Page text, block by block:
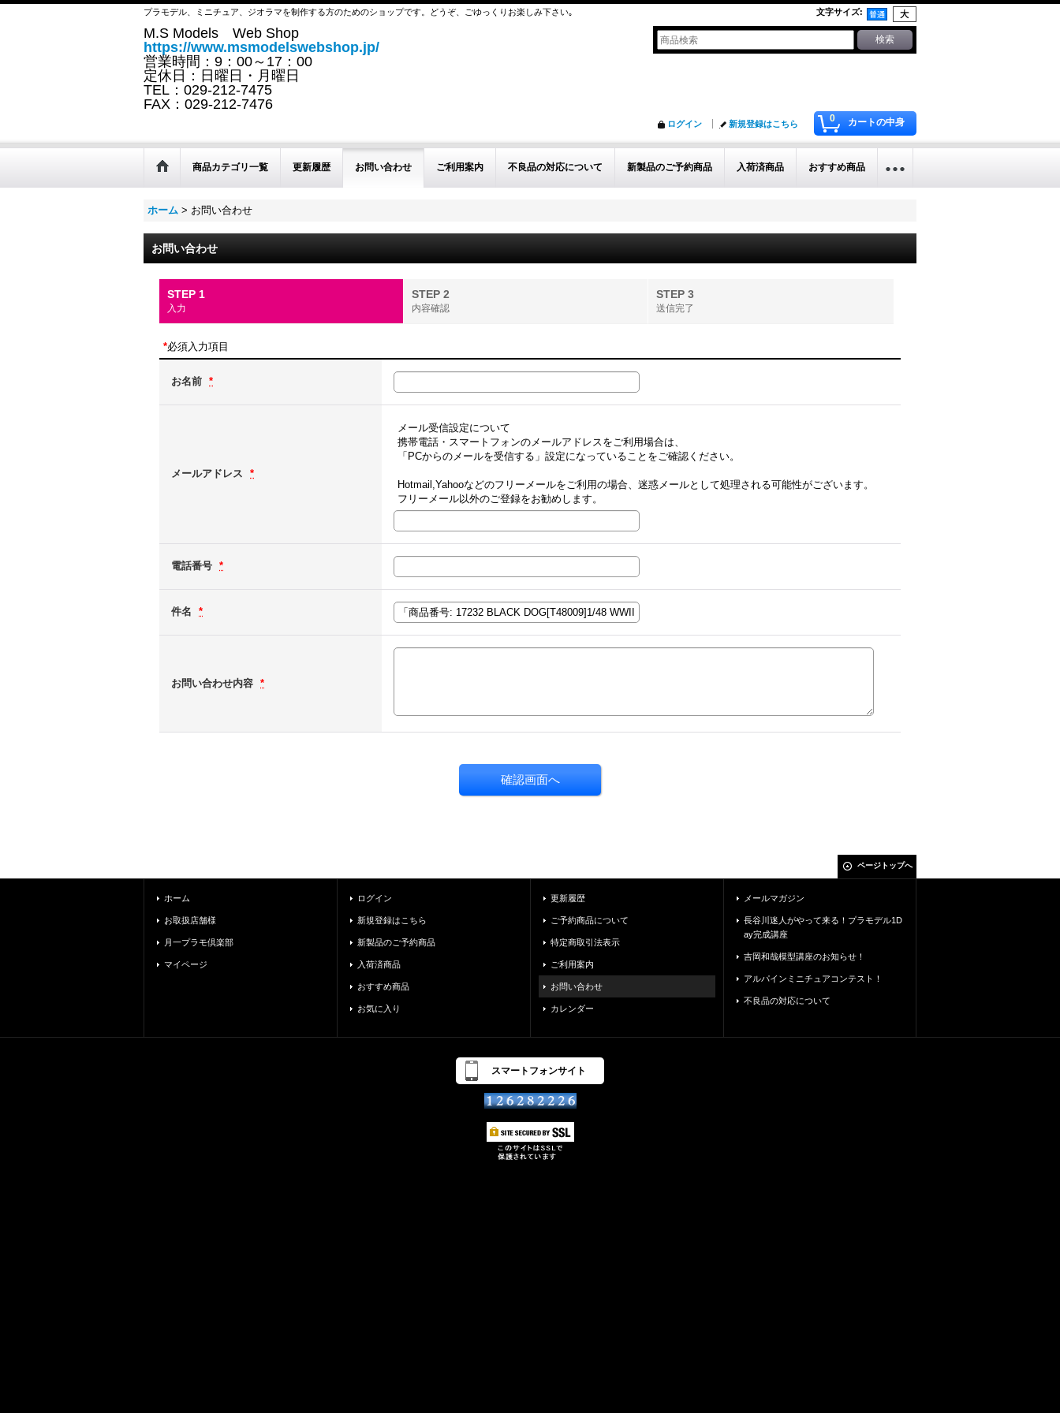
プラモデル、ミニチュア、ジオラマを制作する方のためのショップです。どうぞ、ごゆっくりお楽しみ下さい｡ 文字サイズ:
M.S Models Web Shop
https://www.msmodelswebshop.jp/
営業時間：9：00～17：00
定休日：日曜日・月曜日
TEL：029-212-7475
FAX：029-212-7476
0 カートの中身
ログイン 新規登録はこちら
商品カテゴリ一覧 更新履歴 お問い合わせ ご利用案内 不良品の対応について 新製品のご予約商品 入荷済商品 おすすめ商品
ホーム > お問い合わせ
お問い合わせ
STEP 1
入力
STEP 2
内容確認
STEP 3
送信完了
*必須入力項目
お名前 *
メールアドレス *
メール受信設定について
携帯電話・スマートフォンのメールアドレスをご利用場合は、
「PCからのメールを受信する」設定になっていることをご確認ください。
Hotmail,Yahooなどのフリーメールをご利用の場合、迷惑メールとして処理される可能性がございます。
フリーメール以外のご登録をお勧めします。
電話番号 *
件名 *
お問い合わせ内容 *
ページトップへ
ホーム
お取扱店舗様
月一プラモ倶楽部
マイページ
ログイン
新規登録はこちら
新製品のご予約商品
入荷済商品
おすすめ商品
お気に入り
更新履歴
ご予約商品について
特定商取引法表示
ご利用案内
お問い合わせ
カレンダー
メールマガジン
長谷川迷人がやって来る！プラモデル1D
ay完成講座
吉岡和哉模型講座のお知らせ！
アルパインミニチュアコンテスト！
不良品の対応について
スマートフォンサイト